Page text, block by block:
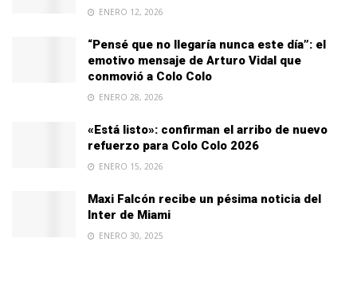
ENERO 12, 2026
“Pensé que no llegaría nunca este día”: el
emotivo mensaje de Arturo Vidal que
conmovió a Colo Colo
ENERO 28, 2026
«Está listo»: confirman el arribo de nuevo
refuerzo para Colo Colo 2026
ENERO 15, 2026
Maxi Falcón recibe un pésima noticia del
Inter de Miami
ENERO 30, 2025